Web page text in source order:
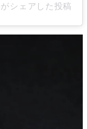
シェアした投稿